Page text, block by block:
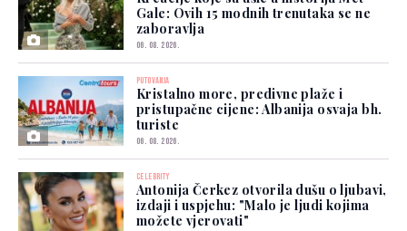
Gale: Ovih 15 modnih trenutaka se ne
zaboravlja
06. 08. 2026.
PUTOVANJA
Kristalno more, predivne plaže i
pristupačne cijene: Albanija osvaja bh.
turiste
06. 08. 2026.
CELEBRITY
Antonija Čerkez otvorila dušu o ljubavi,
izdaji i uspjehu: "Malo je ljudi kojima
možete vjerovati"